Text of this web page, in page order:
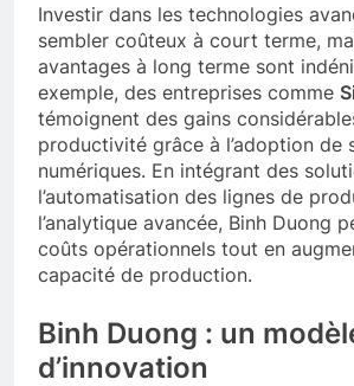
Investir dans les technologies
sembler coûteux à court terme,
avantages à long terme sont
exemple, des entreprises comme
témoignent des gains
productivité grâce à l’adoption de
numériques. En intégrant des
l’automatisation des lignes de
l’analytique avancée, Binh Duong
coûts opérationnels tout en
capacité de production.
Binh Duong : un
d’innovation